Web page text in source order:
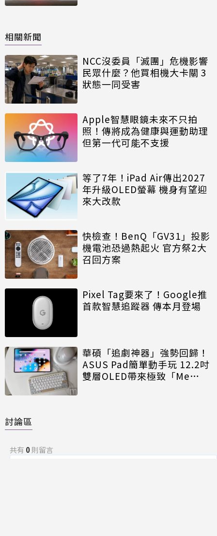
相關新聞
NCC沒委員「滅團」危機影響
民眾什麼？他買相機大卡關 3
狀態一同受害
Apple智慧眼鏡未來不只拍
照！傳將成為健康與運動助理
但第一代可能不支援
等了7年！iPad Air傳出2027
年升級OLED螢幕 機身有望迎
來大改款
快檢查！BenQ「GV31」投影
機電池恐過熱起火 官方祭2大
召回方案
Pixel Tag要來了！Google推
首款智慧追蹤器 傳本月登場
華碩「追劇神器」強勢回歸！
ASUS Pad簡單動手玩 12.2吋
雙層OLED帶來極致「Me
討論區
共有 0則留言